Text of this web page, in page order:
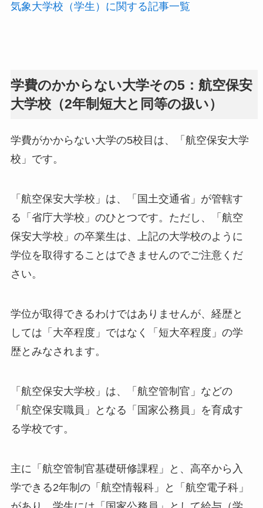
気象大学校（学生）に関する記事一覧
学費のかからない大学その5：航空保安
大学校（2年制短大と同等の扱い）
学費がかからない大学の5校目は、「航空保安大学
校」です。
「航空保安大学校」は、「国土交通省」が管轄す
る「省庁大学校」のひとつです。ただし、「航空
保安大学校」の卒業生は、上記の大学校のように
学位を取得することはできませんのでご注意くだ
さい。
学位が取得できるわけではありませんが、経歴と
しては「大卒程度」ではなく「短大卒程度」の学
歴とみなされます。
「航空保安大学校」は、「航空管制官」などの
「航空保安職員」となる「国家公務員」を育成す
る学校です。
主に「航空管制官基礎研修課程」と、高卒から入
学できる2年制の「航空情報科」と「航空電子科」